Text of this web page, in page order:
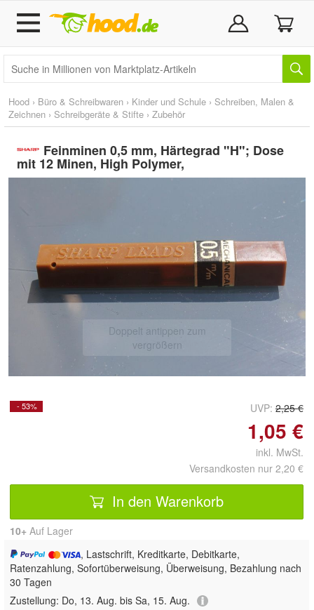
Hood › Büro & Schreibwaren › Kinder und Schule › Schreiben, Malen &
Zeichnen › Schreibgeräte & Stifte › Zubehör
Feinminen 0,5 mm, Härtegrad "H"; Dose
mit 12 Minen, High Polymer,
Doppelt antippen zum
vergrößern
- 53% UVP: 2,25 €
1,05 €
inkl. MwSt.
Versandkosten nur 2,20 €
In den Warenkorb
10+ Auf Lager
, Lastschrift, Kreditkarte, Debitkarte,
Ratenzahlung, Sofortüberweisung, Überweisung, Bezahlung nach
30 Tagen
Zustellung: Do, 13. Aug. bis Sa, 15. Aug.